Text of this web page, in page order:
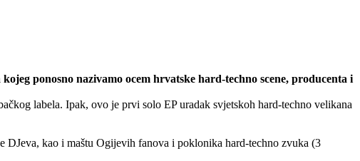
ponosno nazivamo ocem hrvatske hard-techno scene, producenta i
labela. Ipak, ovo je prvi solo EP uradak svjetskoh hard-techno velikana
DJeva, kao i maštu Ogijevih fanova i poklonika hard-techno zvuka (3